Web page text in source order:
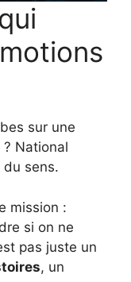
sur une
National
du sens.
mission :
si on ne
pas juste un
, un